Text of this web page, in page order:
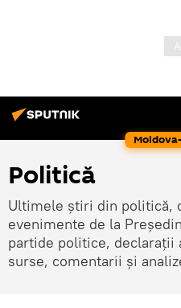
Politică
Ultimele știri din politică,
evenimente de la
partide politice,
surse, comentarii și